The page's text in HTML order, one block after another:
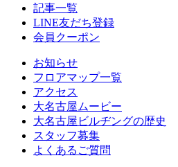
記事一覧
LINE友だち登録
会員クーポン
お知らせ
フロアマップ一覧
アクセス
大名古屋ムービー
大名古屋ビルヂングの歴史
スタッフ募集
よくあるご質問